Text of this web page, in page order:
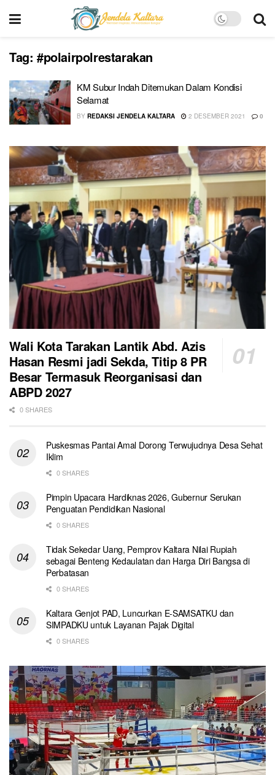
Tag: #polairpolrestarakan
KM Subur Indah Ditemukan Dalam Kondisi
Selamat
BY REDAKSI JENDELA KALTARA 2 DESEMBER 2021 0
Wali Kota Tarakan Lantik Abd. Azis
Hasan Resmi jadi Sekda, Titip 8 PR
Besar Termasuk Reorganisasi dan
ABPD 2027
0 SHARES
Puskesmas Pantai Amal Dorong Terwujudnya Desa Sehat
Iklim
0 SHARES
Pimpin Upacara Hardiknas 2026, Gubernur Serukan
Penguatan Pendidikan Nasional
0 SHARES
Tidak Sekedar Uang, Pemprov Kaltara Nilai Rupiah
sebagai Benteng Kedaulatan dan Harga Diri Bangsa di
Perbatasan
0 SHARES
Kaltara Genjot PAD, Luncurkan E-SAMSATKU dan
SIMPADKU untuk Layanan Pajak Digital
0 SHARES